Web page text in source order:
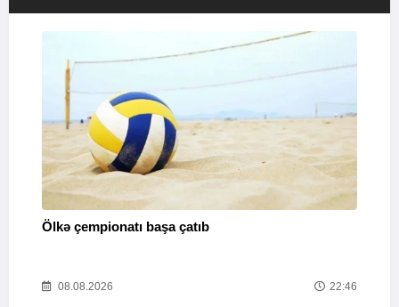
Ölkə çempionatı başa çatıb
08.08.2026 22:46